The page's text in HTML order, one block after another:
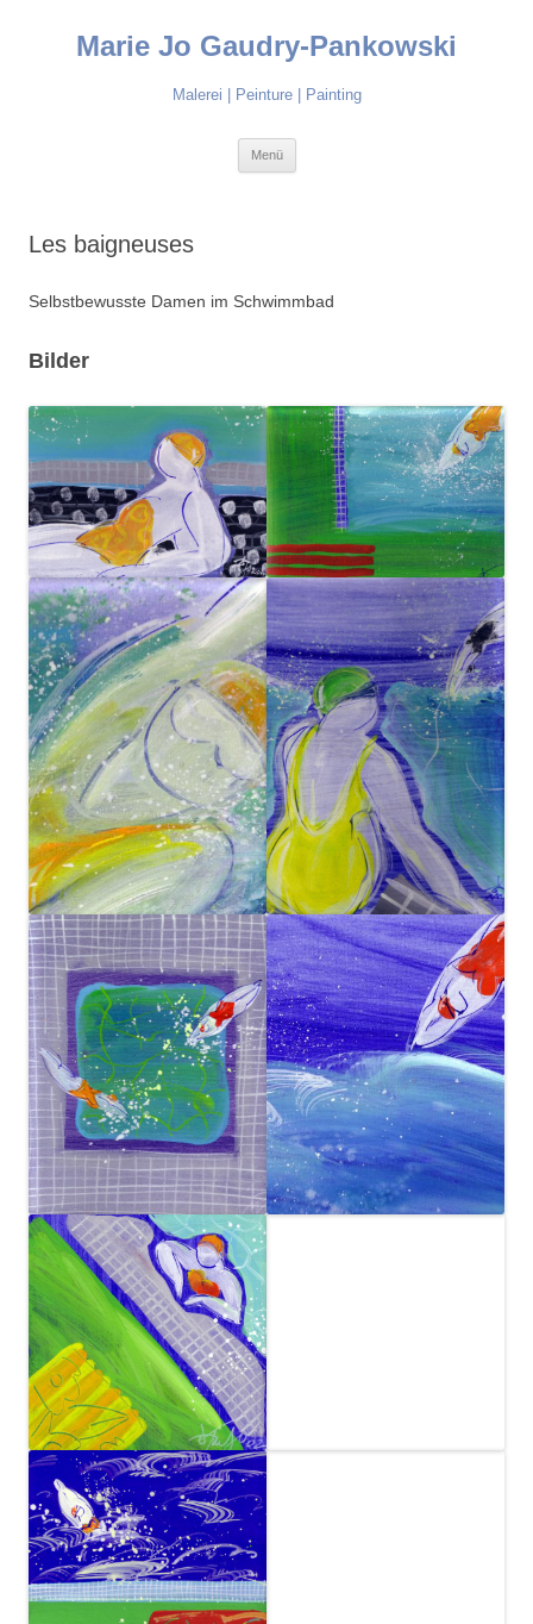
Marie Jo Gaudry-Pankowski
Malerei | Peinture | Painting
Menü
Les baigneuses
Selbstbewusste Damen im Schwimmbad
Bilder